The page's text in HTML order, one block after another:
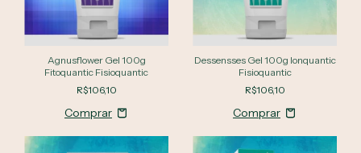
Agnusflower Gel 100g
Fitoquantic Fisioquantic
R$106,10
Dessensses Gel 100g Ionquantic
Fisioquantic
R$106,10